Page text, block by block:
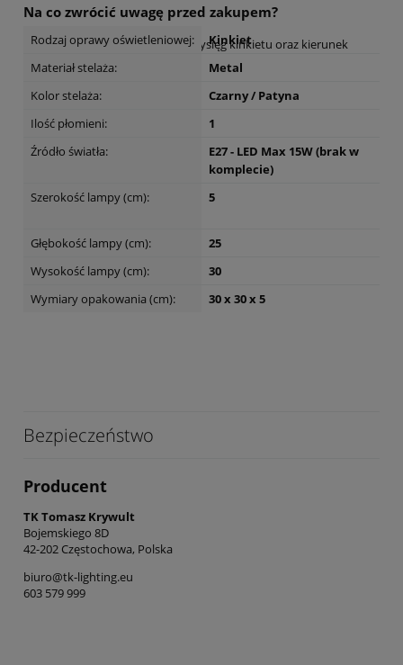
Na co zwrócić uwagę przed zakupem?
Sprawdź wysokość, szerokość i wysięg kinkietu oraz kierunek
rozchodzenia się światła.
Dane techniczne
Rodzaj oprawy oświetleniowej:
Kinkiet
Materiał stelaża:
Metal
Kolor stelaża:
Czarny / Patyna
Ilość płomieni:
1
Źródło światła:
E27 - LED Max 15W (brak w
komplecie)
Szerokość lampy (cm):
5
Głębokość lampy (cm):
25
Wysokość lampy (cm):
30
Wymiary opakowania (cm):
30 x 30 x 5
Bezpieczeństwo
Producent
TK Tomasz Krywult
Bojemskiego 8D
42-202 Częstochowa, Polska
biuro@tk-lighting.eu
603 579 999